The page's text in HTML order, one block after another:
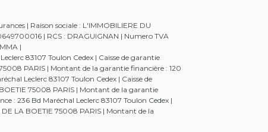
| Raison sociale : L'IMMOBILIERE DU
| RCS : DRAGUIGNAN | Numero TVA
|
83107 Toulon Cedex | Caisse de garantie
PARIS | Montant de la garantie financière : 120
Leclerc 83107 Toulon Cedex | Caisse de
75008 PARIS | Montant de la garantie
: 236 Bd Maréchal Leclerc 83107 Toulon Cedex |
DE LA BOETIE 75008 PARIS | Montant de la